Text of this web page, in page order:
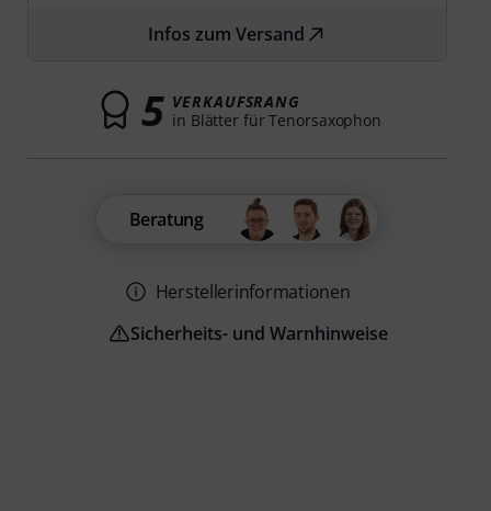
Infos zum Versand
5 VERKAUFSRANG
in Blätter für Tenorsaxophon
Beratung
Herstellerinformationen
Sicherheits- und Warnhinweise